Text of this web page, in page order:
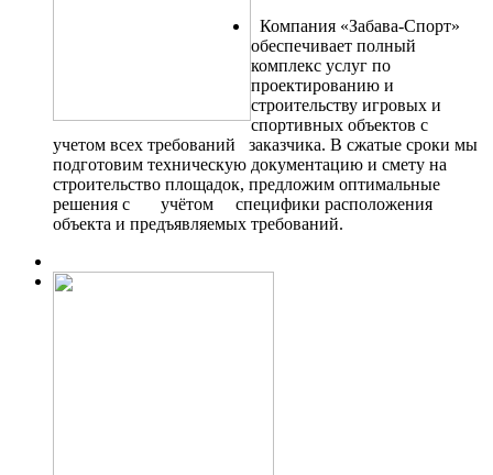
Компания «Забава-Спорт»
обеспечивает полный
комплекс услуг по
проектированию и
строительству игровых и
спортивных объектов с
учетом всех требований заказчика. В сжатые сроки мы
подготовим техническую документацию и смету на
строительство площадок, предложим оптимальные
решения с учётом специфики расположения
объекта и предъявляемых требований.